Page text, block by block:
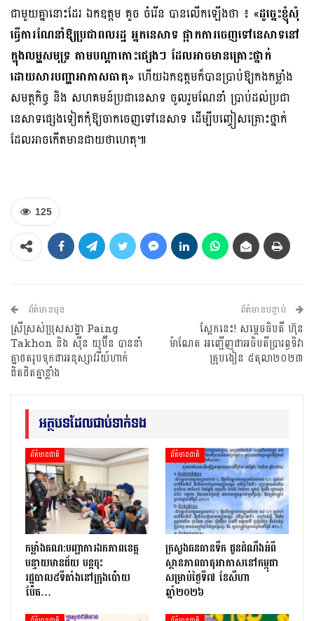
ជាមួយគ្នានោះដែរ ឯកឧត្ដម គួច ចំរើន បានលើកឡើងថា ៖ «ដូច្នេះខ្ញុំសុំ
ធ្វើការណែនាំឱ្យប្រជាពលរដ្ឋ អ្នកនេសាទ ផ្អាកការចេញទៅនេសាទនៅ
ក្នុងលម្ហសមុទ្រ តាមបណ្ដាកោះផ្សេងៗ ដែលអាចមានគ្រោះថ្នាក់
ដោយសារបញ្ហាអាកាសធាតុ» ហើយឯកឧត្ដមក៏បានប្រាប់ឱ្យកងកម្លាំង
សមត្ថកិច្ច និង សហគមន៍ប្រជានេសាទ ចូលរួមណែនាំ ប្រាប់ដល់ប្រជា
នេសាទផ្សេងទៀតកុំឱ្យចាកចេញទៅនេសាទ ដើម្បីបញ្ចៀសគ្រោះថ្នាក់
ដែលអាចកើតមានជាយថាហេតុ៕
125
ព័ត៌មានមុន
ស្រីស្រស់ប្រុសសង្ហា Paing
Takhon និង ស៊ីន យូប៊ីន បាននាំ
គ្នាថតរូបទុកជាអនុស្សាវរីយ៍ហាក់
ជិតដិតគ្នាខ្លាំង
ព័ត៌មានបន្ទាប់
ស្អែកនេះ! សម្តេចធិបតី ហ៊ុន
ម៉ាណែត អញ្ជើញជាអធិបតីប្រារព្ធទិវា
គ្រូបងៀន ៥តុលា២០២៣
អត្ថបទដែលជាប់ទាក់ទង
ព័ត៌មានជាតិ
កម្លាំងគណ:បញ្ជាការឯកភាពខេត្ត
បន្ទាយមានជ័យ បន្តចុះ
រដ្ឋបាល៥ទីតាំងនៅក្រុងប៉ោយ
ប៉ែត…
ព័ត៌មានជាតិ
ក្រសួងធនធានទឹក ជូនដំណឹងអំពី
ស្ថានភាពធាតុអាកាសនៅកម្ពុជា
សម្រាប់ថ្ងៃទី៧ ខែសីហា
ឆ្នាំ២០២៦